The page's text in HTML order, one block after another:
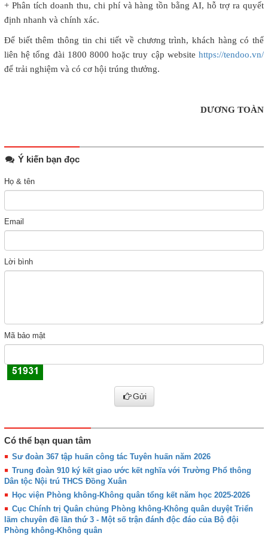
+ Phân tích doanh thu, chi phí và hàng tồn bằng AI, hỗ trợ ra quyết
định nhanh và chính xác.
Để biết thêm thông tin chi tiết về chương trình, khách hàng có thể
liên hệ tổng đài 1800 8000 hoặc truy cập website https://tendoo.vn/
để trải nghiệm và có cơ hội trúng thưởng.
DƯƠNG TOÀN
Ý kiến bạn đọc
Họ & tên
Email
Lời bình
Mã bảo mật
Gửi
Có thể bạn quan tâm
Sư đoàn 367 tập huấn công tác Tuyên huấn năm 2026
Trung đoàn 910 ký kết giao ước kết nghĩa với Trường Phổ thông
Dân tộc Nội trú THCS Đồng Xuân
Học viện Phòng không-Không quân tổng kết năm học 2025-2026
Cục Chính trị Quân chủng Phòng không-Không quân duyệt Triển
lãm chuyên đề lần thứ 3 - Một số trận đánh độc đáo của Bộ đội
Phòng không-Không quân